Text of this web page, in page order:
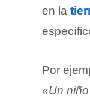
en la
Por
«Un